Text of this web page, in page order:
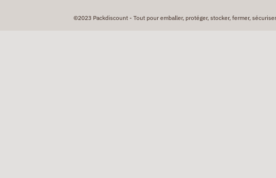
©2023 Packdiscount - Tout pour emballer, protéger, stocker, fermer,